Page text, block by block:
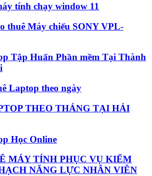
tính chạy window 11
thuê Máy chiếu SONY VPL-
Tập Huấn Phần mềm Tại Thành
Laptop theo ngày
THEO THÁNG TẠI HẢI
Học Online
MÁY TÍNH PHỤC VỤ KIỂM
NĂNG LỰC NHÂN VIÊN